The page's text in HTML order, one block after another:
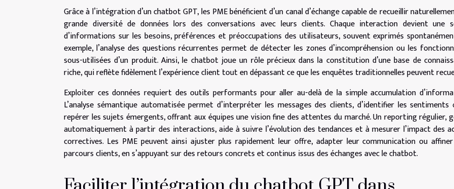
Grâce à l’intégration d’un chatbot GPT, les PME bénéficient d’un canal d’échange capable de recueillir
grande diversité de données lors des conversations avec leurs clients. Chaque interaction devient une
d’informations sur les besoins, préférences et préoccupations des utilisateurs, souvent exprimés
exemple, l’analyse des questions récurrentes permet de détecter les zones d’incompréhension ou les
sous-utilisées d’un produit. Ainsi, le chatbot joue un rôle précieux dans la constitution d’une base de
riche, qui reflète fidèlement l’expérience client tout en dépassant ce que les enquêtes traditionnelles peuvent
Exploiter ces données requiert des outils performants pour aller au-delà de la simple accumulation
L’analyse sémantique automatisée permet d’interpréter les messages des clients, d’identifier les sentiments
repérer les sujets émergents, offrant aux équipes une vision fine des attentes du marché. Un reporting régulier,
automatiquement à partir des interactions, aide à suivre l’évolution des tendances et à mesurer l’impact des
correctives. Les PME peuvent ainsi ajuster plus rapidement leur offre, adapter leur communication ou
parcours clients, en s’appuyant sur des retours concrets et continus issus des échanges avec le chatbot.